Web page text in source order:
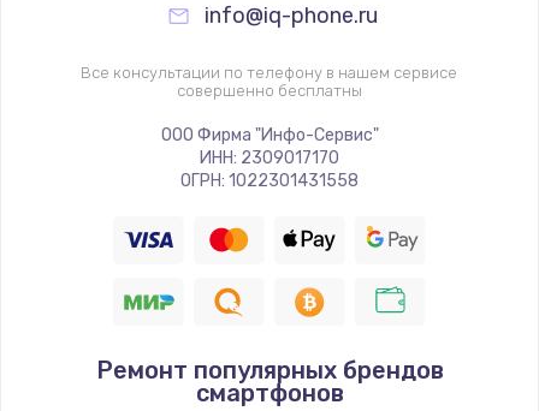
info@iq-phone.ru
Все консультации по телефону в нашем сервисе
совершенно бесплатны
ООО Фирма "Инфо-Сервис"
ИНН: 2309017170
ОГРН: 1022301431558
Ремонт популярных брендов
смартфонов